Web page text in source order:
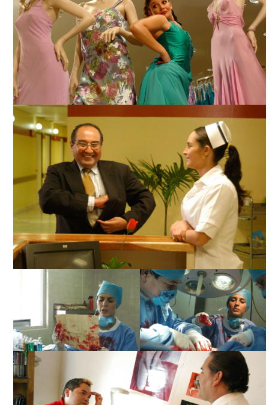
CHILES XALAPEÑOS, CORTESÍA DIRECTOR
CHILES XALAPEÑOS, CORTESÍA DIRECTOR
CHILES XALAPEÑOS,
CORTESÍA DIRECTOR
CHILES XALAPEÑOS,
CORTESÍA DIRECTOR